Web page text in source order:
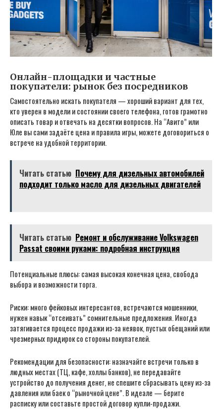
Онлайн-площадки и частные
покупатели: рынок без посредников
Самостоятельно искать покупателя — хороший вариант для тех,
кто уверен в модели и состоянии своего телефона, готов грамотно
описать товар и отвечать на десятки вопросов. На “Авито” или
Юле вы сами задаёте цена и правила игры, можете договориться о
встрече на удобной территории.
Читать статью Почему для дизельных автомобилей
подходит только масло для дизельных двигателей
Читать статью Ремонт и обслуживание Volkswagen
Passat своими руками: подробная инструкция
Потенциальные плюсы: самая высокая конечная цена, свобода
выбора и возможности торга.
Риски: много фейковых интересантов, встречаются мошенники,
нужен навык “отсеивать” сомнительные предложения. Иногда
затягивается процесс продажи из-за неявок, пустых обещаний или
чрезмерных придирок со стороны покупателей.
Рекомендации для безопасности: назначайте встречи только в
людных местах (ТЦ, кафе, холлы банков), не передавайте
устройство до получения денег, не спешите сбрасывать цену из-за
давления или баек о “рыночной цене”. В идеале — берите
расписку или составьте простой договор купли-продажи.